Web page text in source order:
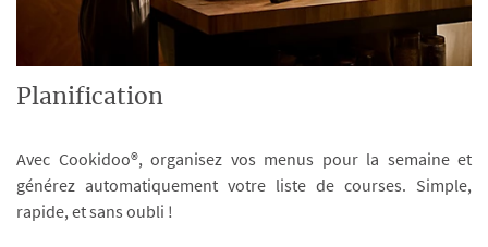
Planification
Avec Cookidoo®, organisez vos menus pour la semaine et
générez automatiquement votre liste de courses. Simple,
rapide, et sans oubli !